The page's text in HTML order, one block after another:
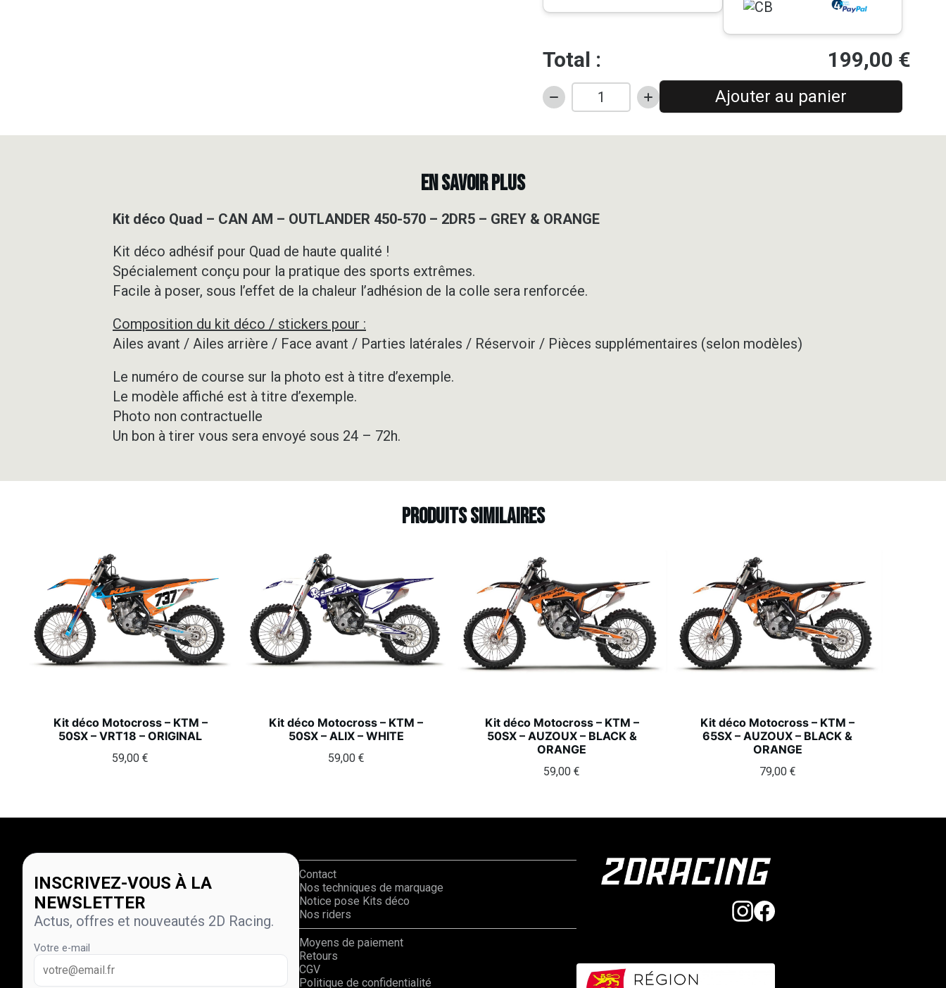
Total : 199,00 €
quantité
Kit
AM
570
-
Ajouter au panier
EN SAVOIR PLUS
Kit déco Quad – CAN AM – OUTLANDER 450-570 – 2DR5 – GREY & ORANGE
Kit déco adhésif pour Quad de haute qualité !
Spécialement conçu pour la pratique des sports extrêmes.
Facile à poser, sous l’effet de la chaleur l’adhésion de la colle sera renforcée.
Composition du kit déco / stickers pour :
Ailes avant / Ailes arrière / Face avant / Parties latérales / Réservoir / Pièces supplémentaires (selon modèles)
Le numéro de course sur la photo est à titre d’exemple.
Le modèle affiché est à titre d’exemple.
Photo non contractuelle
Un bon à tirer vous sera envoyé sous 24 – 72h.
Produits similaires
Kit déco Motocross – KTM –
50SX – VRT18 – ORIGINAL
59,00€
Kit déco Motocross – KTM –
50SX – ALIX – WHITE
59,00 €
Kit déco Motocross – KTM –
50SX – AUZOUX – BLACK &
ORANGE
59,00€
Kit déco Motocross – KTM –
65SX – AUZOUX – BLACK &
ORANGE
79,00 €
INSCRIVEZ-VOUS À LA
NEWSLETTER
Actus, offres et nouveautés 2D Racing.
Votre e-mail
Contact
Nos techniques de marquage
Notice pose Kits déco
Nos riders
Moyens de paiement
Retours
CGV
Politique de confidentialité